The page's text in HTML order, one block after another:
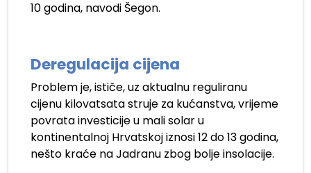
10 godina, navodi Šegon.
Deregulacija cijena
Problem je, ističe, uz aktualnu reguliranu
cijenu kilovatsata struje za kućanstva, vrijeme
povrata investicije u mali solar u
kontinentalnoj Hrvatskoj iznosi 12 do 13 godina,
nešto kraće na Jadranu zbog bolje insolacije.